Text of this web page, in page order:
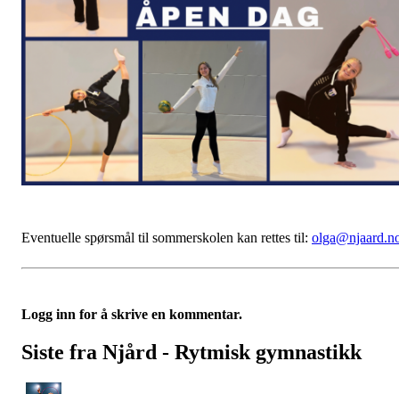
Eventuelle spørsmål til sommerskolen kan rettes til:
Logg inn for å skrive en kommentar.
Siste fra Njård - Rytmisk gymnastikk